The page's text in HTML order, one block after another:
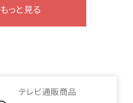
もっと見る
テレビ通販商品